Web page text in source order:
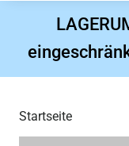
Startseite